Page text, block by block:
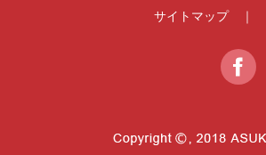
サイトマップ｜